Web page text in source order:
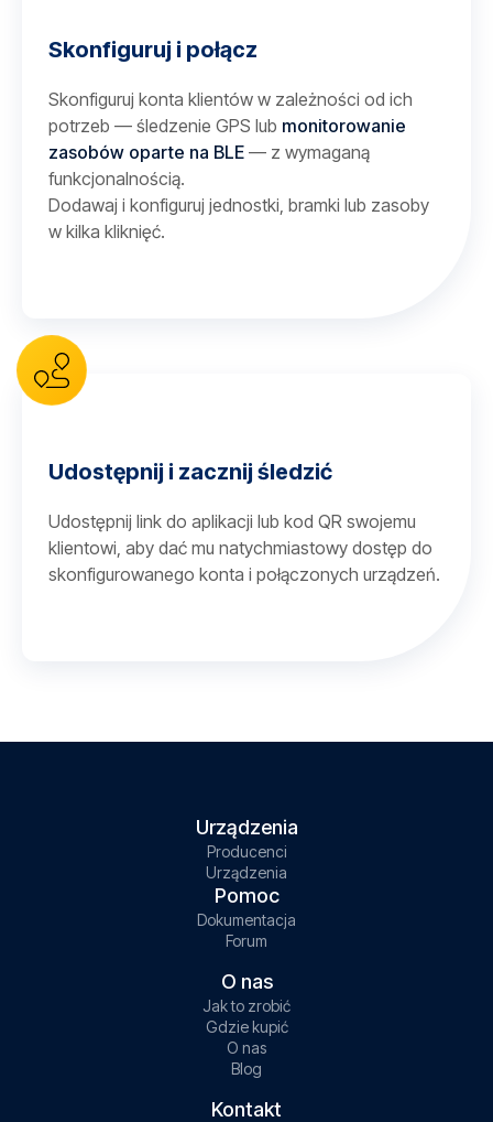
Skonfiguruj i połącz
Skonfiguruj konta klientów w zależności od ich
potrzeb — śledzenie GPS lub monitorowanie
zasobów oparte na BLE — z wymaganą
funkcjonalnością.
Dodawaj i konfiguruj jednostki, bramki lub zasoby
w kilka kliknięć.
Udostępnij i zacznij śledzić
Udostępnij link do aplikacji lub kod QR swojemu
klientowi, aby dać mu natychmiastowy dostęp do
skonfigurowanego konta i połączonych urządzeń.
Urządzenia
Producenci
Urządzenia
Pomoc
Dokumentacja
Forum
O nas
Jak to zrobić
Gdzie kupić
O nas
Blog
Kontakt